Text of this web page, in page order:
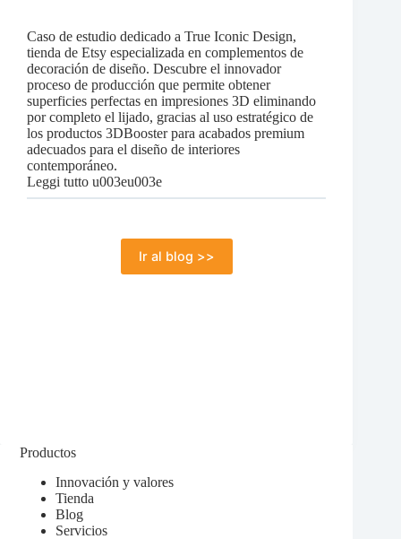
aditiva
para
todos
Caso de estudio dedicado a True Iconic Design,
tienda de Etsy especializada en complementos de
decoración de diseño. Descubre el innovador
proceso de producción que permite obtener
superficies perfectas en impresiones 3D eliminando
por completo el lijado, gracias al uso estratégico de
los productos 3DBooster para acabados premium
adecuados para el diseño de interiores
contemporáneo.
Leggi tutto u003eu003e:
Caso
True
Iconic
Ir al blog >>
Productos
Innovación y valores
Tienda
Blog
Servicios